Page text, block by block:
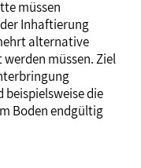
müssen
Inhaftierung
alternative
müssen. Ziel
die
Boden endgültig